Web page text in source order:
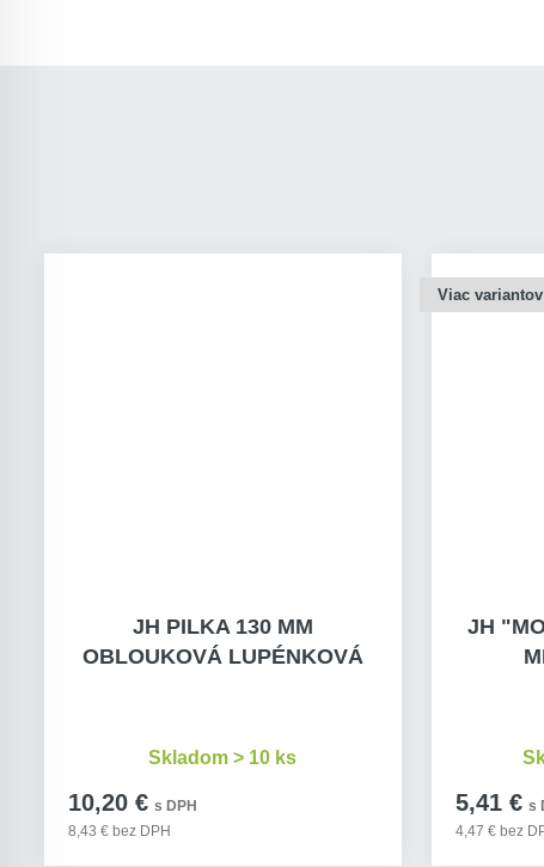
JH PILKA 130 MM
OBLOUKOVÁ LUPÉNKOVÁ
10,20 € s DPH
8,43 € bez DPH
Skladom > 10 ks
Viac variantov
JH
5,41 € s
4,47 € bez